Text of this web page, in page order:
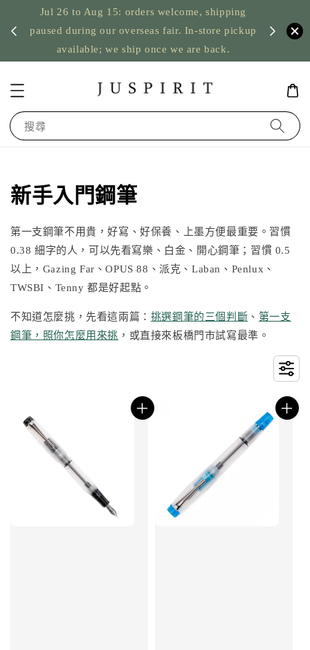
Jul 26 to Aug 15: orders welcome, shipping
paused during our overseas fair. In-store pickup
available; we ship once we are back.
US
搜尋
新手入門鋼筆
第一支鋼筆不用貴，好寫、好保養、上墨方便最重要。習慣
0.38 細字的人，可以先看寫樂、白金、開心鋼筆；習慣 0.5
以上，Gazing Far、OPUS 88、派克、Laban、Penlux、
TWSBI、Tenny 都是好起點。
不知道怎麼挑，先看這兩篇： 挑選鋼筆的三個判斷 、 第一支
鋼筆，照你怎麼用來挑 ，或直接來板橋門市試寫最準。